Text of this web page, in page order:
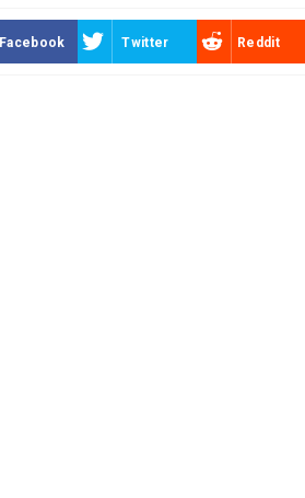
Facebook Twitter Reddit